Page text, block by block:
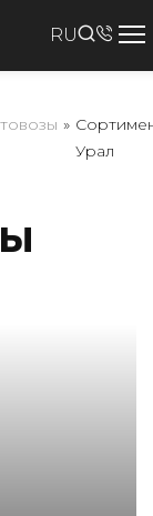
RU
»
Урал